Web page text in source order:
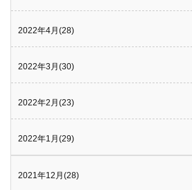
2022年4月(28)
2022年3月(30)
2022年2月(23)
2022年1月(29)
2021年12月(28)